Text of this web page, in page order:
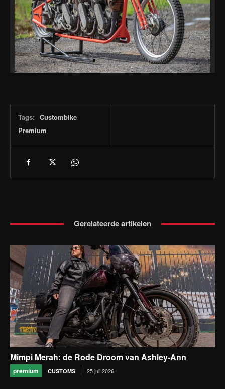
Tags: Custombike
Premium
Gerelateerde artikelen
Mimpi Merah: de Rode Droom van Ashley-Ann
premium CUSTOMS 25 juli 2026